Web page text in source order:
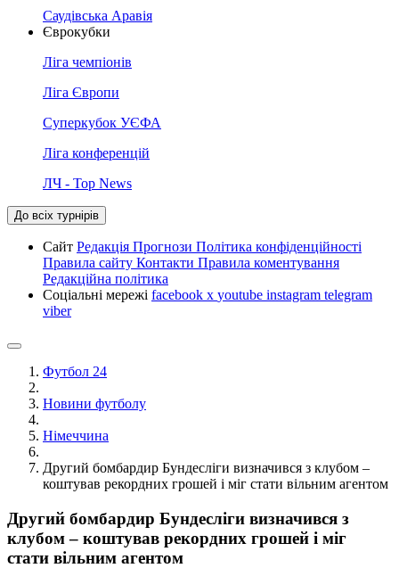
Саудівська Аравія
Єврокубки
Ліга чемпіонів
Ліга Європи
Суперкубок УЄФА
Ліга конференцій
ЛЧ - Top News
До всіх турнірів
Сайт Редакція Прогнози Політика конфіденційності
Правила сайту Контакти Правила коментування
Редакційна політика
Соціальні мережі facebook x youtube instagram telegram
viber
Футбол 24
Новини футболу
Німеччина
Другий бомбардир Бундесліги визначився з клубом –
коштував рекордних грошей і міг стати вільним агентом
Другий бомбардир Бундесліги визначився з
клубом – коштував рекордних грошей і міг
стати вільним агентом